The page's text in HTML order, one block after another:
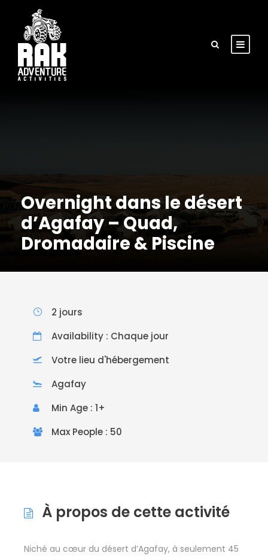
Overnight dans le désert
d’Agafay – Quad,
Dromadaire & Piscine
2 jours
Availability : Chaque jour
Votre lieu d'hébergement
Agafay
Min Age : 1+
Max People : 50
À propos de cette activité
Niché au cœur du désert d’Agafay, à seulement 45